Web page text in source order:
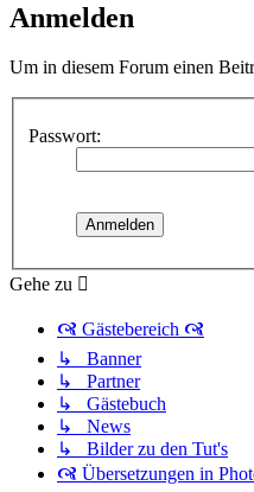
Anmelden
Um in diesem Forum einen
Passwort:
Gehe zu
🙧 Gästebereich 🙧
↳ Banner
↳ Partner
↳ Gästebuch
↳ News
↳ Bilder zu den Tut's
🙧 Übersetzungen in